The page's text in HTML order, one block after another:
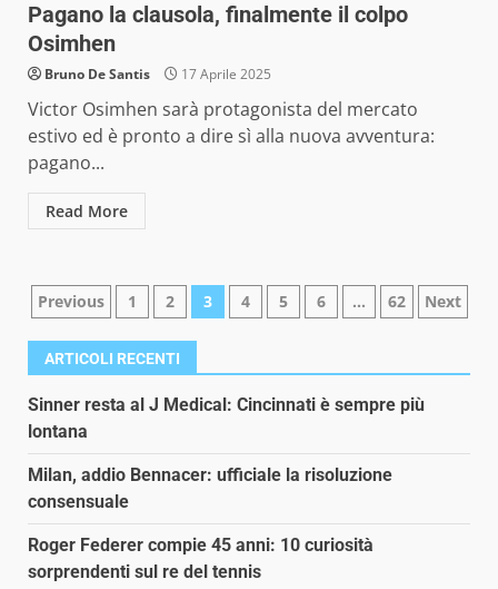
Pagano la clausola, finalmente il colpo
Osimhen
Bruno De Santis 17 Aprile 2025
Victor Osimhen sarà protagonista del mercato
estivo ed è pronto a dire sì alla nuova avventura:
pagano...
Read More
Paginazione
degli
articoli
Previous 1 2 3 4 5 6 … 62 Next
ARTICOLI RECENTI
Sinner resta al J Medical: Cincinnati è sempre più
lontana
Milan, addio Bennacer: ufficiale la risoluzione
consensuale
Roger Federer compie 45 anni: 10 curiosità
sorprendenti sul re del tennis